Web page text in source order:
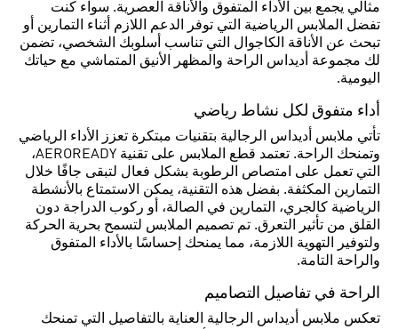
مثالي يجمع بين الأداء المتفوق والأناقة العصرية. سواء كنت
تفضل الملابس الرياضية التي توفر الدعم اللازم أثناء التمارين أو
تبحث عن الأناقة الكاجوال التي تناسب أسلوبك الشخصي، تضمن
لك مجموعة أديداس الراحة والمظهر الأنيق المتماشي مع حياتك
اليومية.
أداء متفوق لكل نشاط رياضي
تأتي ملابس أديداس الرجالية بتقنيات مبتكرة تعزز الأداء الرياضي
وتمنحك الراحة. تعتمد قطع الملابس على تقنية AEROREADY،
التي تعمل على امتصاص الرطوبة بشكل فعال لتبقى جافًا خلال
التمارين المكثفة. بفضل هذه التقنية، يمكن الاستمتاع بالأنشطة
الرياضية كالجري، التمارين في الصالة، أو ركوب الدراجة دون
القلق من تأثير التعرق. تم تصميم الملابس لتسمح بحرية الحركة
ولتوفير التهوية اللازمة، مما يمنحك إحساسًا بالأداء المتفوق
والراحة التامة.
الراحة في تفاصيل التصاميم
تعكس ملابس أديداس الرجالية العناية بالتفاصيل التي تمنحك